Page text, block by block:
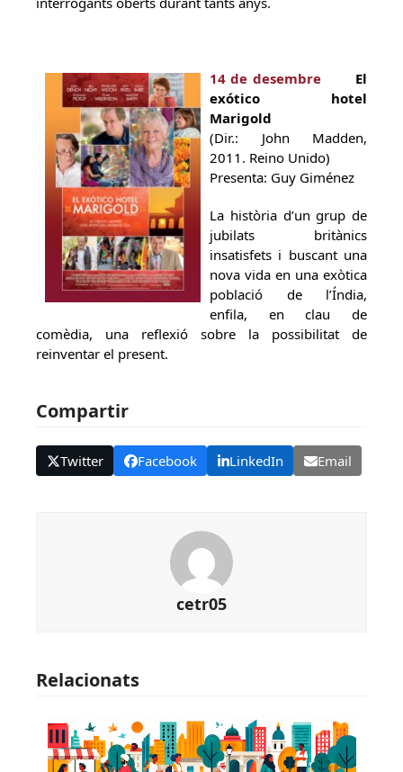
14 de desembreEl
exótico hotel
Marigold
(Dir.: John Madden,
2011. Reino Unido)
Presenta: Guy Giménez
La història d’un grup de
jubilats britànics
insatisfets i buscant una
nova vida en una exòtica
població de l’Índia,
enfila, en clau de
comèdia, una reflexió sobre la possibilitat de
reinventar el present.
Compartir
Twitter Facebook LinkedIn Email
cetr05
Relacionats